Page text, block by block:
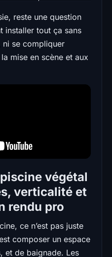
reste une question
installer tout ça sans
ni se compliquer
mise en scène et aux
végétal
verticalité et
rendu pro
ce n’est pas juste
composer un espace
et de baignade. Les